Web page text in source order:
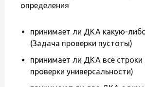
определения
принимает ли ДКА какую-
(Задача проверки пустоты)
принимает ли ДКА все строки
проверки универсальности)